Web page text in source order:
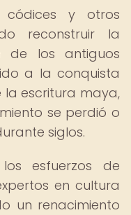
códices y otros
reconstruir la
de los antiguos
a la conquista
la escritura maya,
se perdió o
siglos.
esfuerzos de
en cultura
un renacimiento